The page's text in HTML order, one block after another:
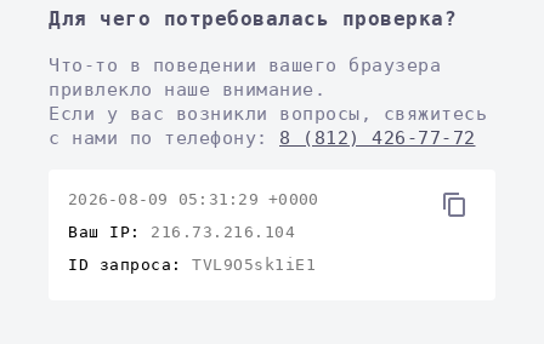
Для чего потребовалась проверка?
Что-то в поведении вашего браузера
привлекло наше внимание.
Если у вас возникли вопросы, свяжитесь
с нами по телефону: 8 (812) 426-77-72
2026-08-09 05:31:29 +0000
Ваш IP: 216.73.216.104
ID запроса: TVL9O5sk1iE1